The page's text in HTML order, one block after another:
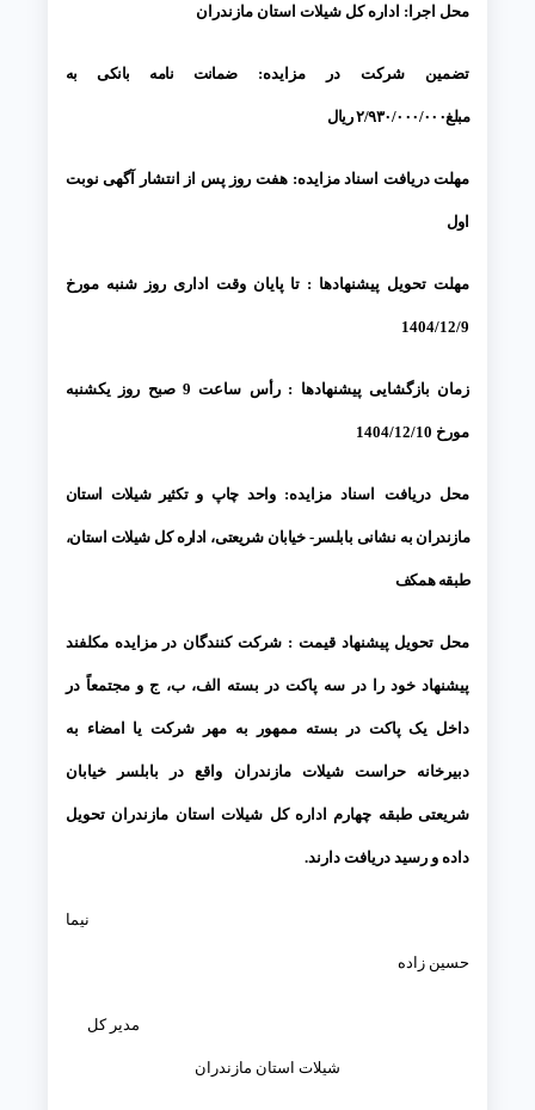
محل اجرا: اداره کل شیلات استان مازندران
تضمین شرکت در مزایده: ضمانت نامه بانکی به
مبلغ۲/۹۳۰/۰۰۰/۰۰۰ ریال
مهلت دریافت اسناد مزایده: هفت روز پس از انتشار آگهی نوبت
اول
مهلت تحویل پیشنهادها : تا پایان وقت اداری روز شنبه مورخ
1404/12/9
زمان بازگشایی پیشنهادها : رأس ساعت 9 صبح روز یکشنبه
مورخ 1404/12/10
محل دریافت اسناد مزایده: واحد چاپ و تکثیر شیلات استان
مازندران به نشانی بابلسر- خیابان شریعتی، اداره کل شیلات استان،
طبقه همکف
محل تحویل پیشنهاد قیمت : شرکت کنندگان در مزایده مکلفند
پیشنهاد خود را در سه پاکت در بسته الف، ب، ج و مجتمعاً در
داخل یک پاکت در بسته ممهور به مهر شرکت یا امضاء به
دبیرخانه حراست شیلات مازندران واقع در بابلسر خیابان
شریعتی طبقه چهارم اداره کل شیلات استان مازندران تحویل
داده و رسید دریافت دارند.
نیما
حسین زاده
مدیر کل
شیلات استان مازندران